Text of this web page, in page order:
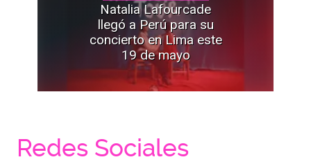
Natalia Lafourcade
llegó a Perú para su
concierto en Lima este
19 de mayo
Redes Sociales